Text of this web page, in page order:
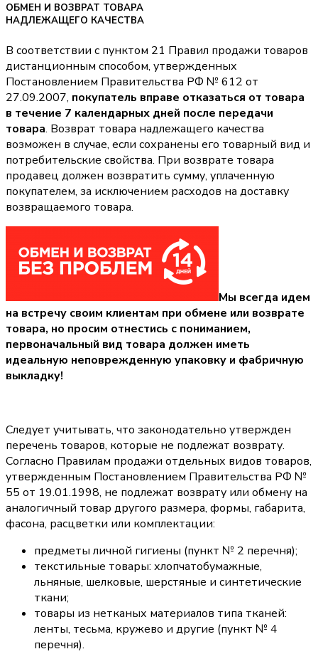
ОБМЕН И ВОЗВРАТ ТОВАРА
НАДЛЕЖАЩЕГО КАЧЕСТВА
В соответствии с пунктом 21 Правил продажи товаров
дистанционным способом, утвержденных
Постановлением Правительства РФ № 612 от
27.09.2007, покупатель вправе отказаться от товара
в течение 7 календарных дней после передачи
товара. Возврат товара надлежащего качества
возможен в случае, если сохранены его товарный вид и
потребительские свойства. При возврате товара
продавец должен возвратить сумму, уплаченную
покупателем, за исключением расходов на доставку
возвращаемого товара.
Мы всегда идем
на встречу своим клиентам при обмене или возврате
товара, но просим отнестись с пониманием,
первоначальный вид товара должен иметь
идеальную неповрежденную упаковку и фабричную
выкладку!
Следует учитывать, что законодательно утвержден
перечень товаров, которые не подлежат возврату.
Согласно Правилам продажи отдельных видов товаров,
утвержденным Постановлением Правительства РФ №
55 от 19.01.1998, не подлежат возврату или обмену на
аналогичный товар другого размера, формы, габарита,
фасона, расцветки или комплектации:
предметы личной гигиены (пункт № 2 перечня);
текстильные товары: хлопчатобумажные,
льняные, шелковые, шерстяные и синтетические
ткани;
товары из нетканых материалов типа тканей:
ленты, тесьма, кружево и другие (пункт № 4
перечня).